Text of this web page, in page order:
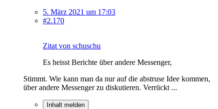
5. März 2021 um 17:03
#2.170
Zitat von schuschu
Es heisst Berichte über andere Messenger,
Stimmt. Wie kann man da nur auf die abstruse Idee kommen,
über andere Messenger zu diskutieren. Verrückt ...
Inhalt melden